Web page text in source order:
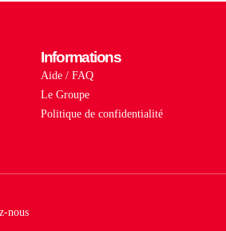
Informations
Aide / FAQ
Le Groupe
Politique de confidentialité
nous